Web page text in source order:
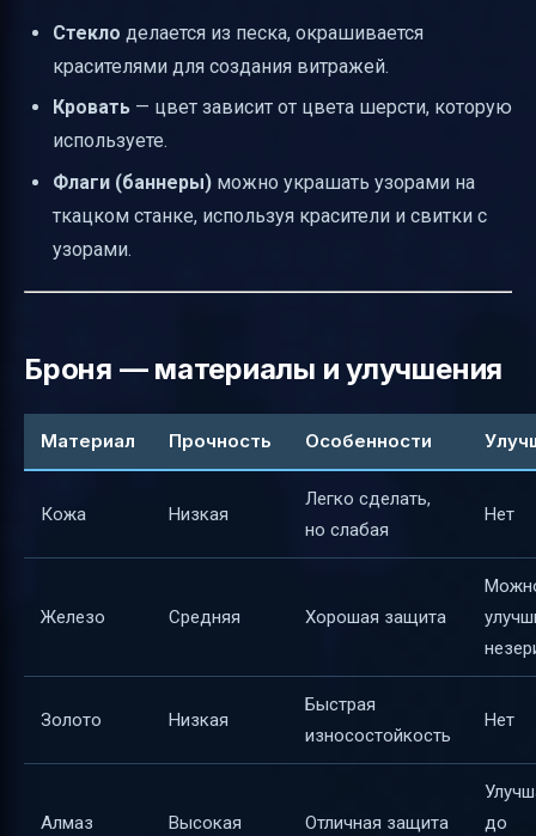
Стекло делается из песка, окрашивается
красителями для создания витражей.
Кровать — цвет зависит от цвета шерсти, которую
используете.
Флаги (баннеры) можно украшать узорами на
ткацком станке, используя красители и свитки с
узорами.
Броня — материалы и улучшения
Материал Прочность Особенности
Кожа Низкая
Легко сделать,
но слабая
Нет
Железо Средняя Хорошая защита
Золото Низкая
Быстрая
износостойкость
Нет
Алмаз Высокая Отличная защита
до